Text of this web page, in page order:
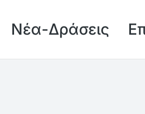
Νέα-Δράσεις